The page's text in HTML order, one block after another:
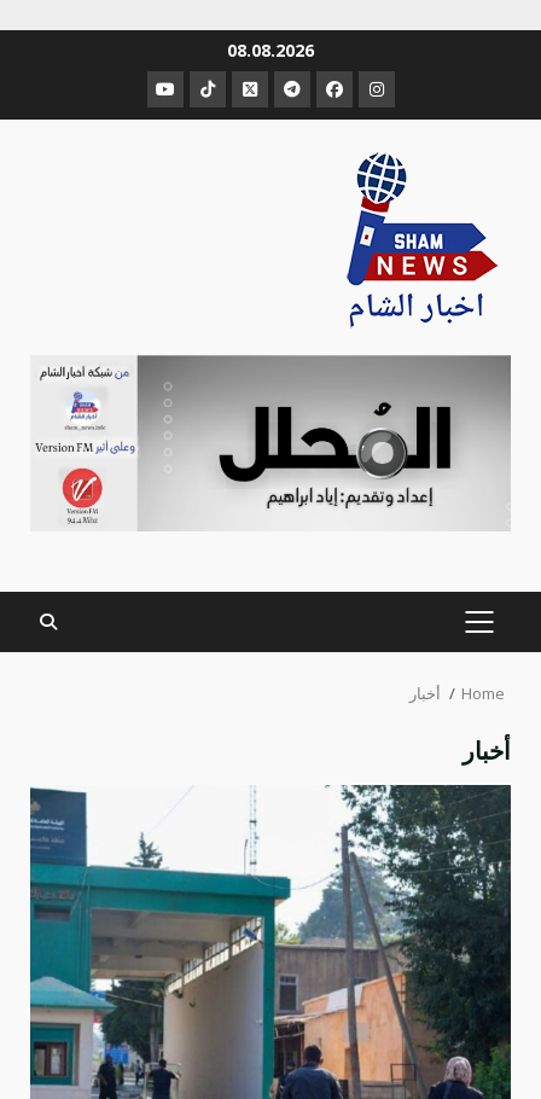
08.08.2026
عنصر
القائمة
عنصر
القائمة
عنصر
القائمة
عنصر
القائمة
عنصر
القائمة
عنصر
القائمة
PRIMARY
MENU
Home أخبار
أخبار